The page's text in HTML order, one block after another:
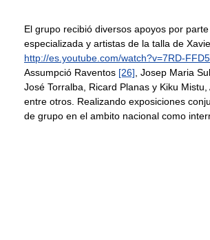
El grupo recibió diversos apoyos por
especializada y artistas de la talla de
http://es.youtube.com/watch?v=7RD-
Assumpció Raventos [26] , Josep Maria
José Torralba, Ricard Planas y Kiku Mistu,
entre otros. Realizando exposiciones
de grupo en el ambito nacional como